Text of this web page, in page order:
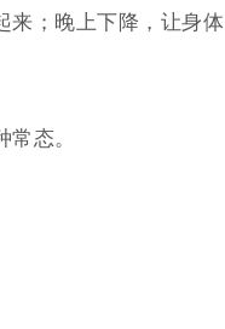
来；晚上下降，让身体
态。